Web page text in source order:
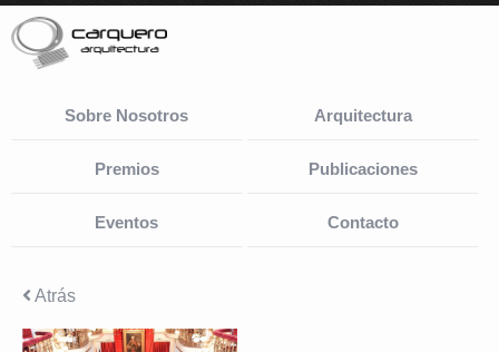
Sobre Nosotros Arquitectura
Premios Publicaciones
Eventos Contacto
Atrás